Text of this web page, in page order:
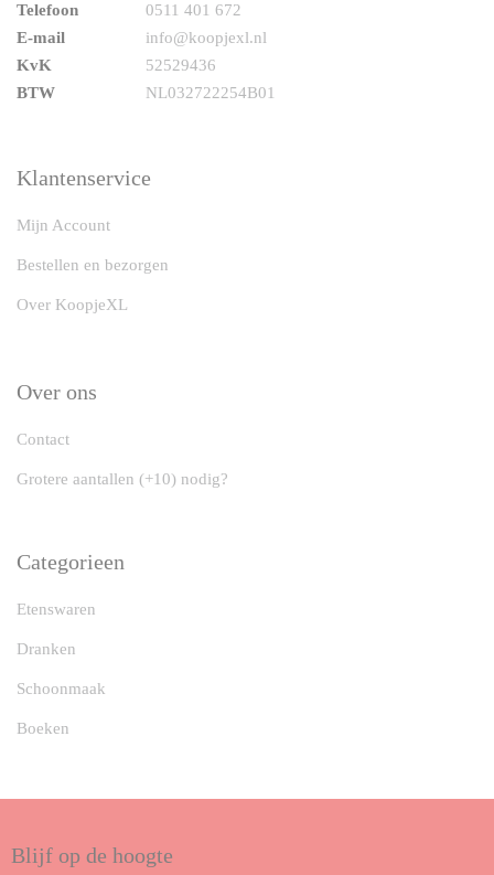
Telefoon
0511 401 672
E-mail
info@koopjexl.nl
KvK
52529436
BTW
NL032722254B01
Klantenservice
Mijn Account
Bestellen en bezorgen
Over KoopjeXL
Over ons
Contact
Grotere aantallen (+10) nodig?
Categorieen
Etenswaren
Dranken
Schoonmaak
Boeken
Blijf op de hoogte